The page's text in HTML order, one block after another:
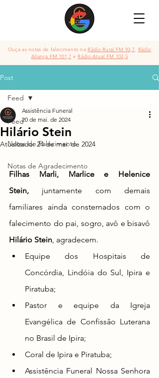
Ouça as notas de falecimento na Rádio Rural FM 93,7, Rádio
Aliança FM 101,7 e Rádio Atual FM 103,5
Post
Feed
Notas de Falecimento
Notas de Agradecimento
Feed
Hilário Stein
Assistência Funeral
20 de mai. de 2024
Atualizado:24 de mai. de 2024
Filhas Marli, Marlice e Helenice
Stein, juntamente com demais
familiares
ainda consternados com o
falecimento
Hilário Stein, agradecem.
Equipe dos Hospitais de
Concórdia, Lindóia do Sul, Ipira e
Piratuba;
Pastor e equipe da Igreja
Evangélica de Confissão Luterana
no Brasil de Ipira;
Coral de Ipira e Piratuba;
Assistência Funeral Nossa Senhora